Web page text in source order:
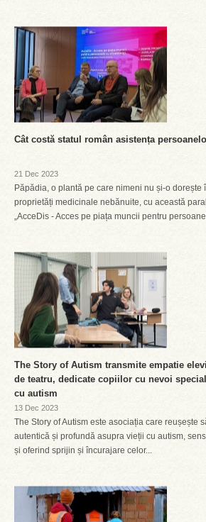
Cât costă statul român asistența
21 Dec 2023
Păpădia, o plantă pe care nimeni nu și-o dorește
proprietăți medicinale nebănuite, cu această
„AcceDis - Acces pe piața muncii pentru
The Story of Autism transmite empatie
de teatru, dedicate copiilor cu nevoi
cu autism
13 Dec 2023
The Story of Autism este asociația care reușește
autentică și profundă asupra vieții cu autism,
și oferind sprijin și încurajare celor...